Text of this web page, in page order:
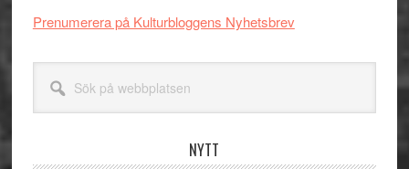
Prenumerera på Kulturbloggens Nyhetsbrev
webbplatsen
NYTT